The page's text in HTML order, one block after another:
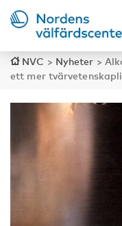
NVC > Nyheter >
ett mer